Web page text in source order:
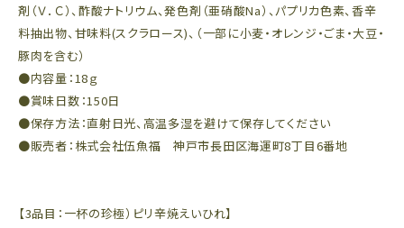
剤（Ｖ．Ｃ）、酢酸ナトリウム、発色剤（亜硝酸Na）、パプリカ色素、香辛
料抽出物、甘味料(スクラロース)、（一部に小麦・オレンジ・ごま・大豆・
豚肉を含む）
●内容量：18ｇ
●賞味日数：150日
●保存方法：直射日光、高温多湿を避けて保存してください
●販売者：株式会社伍魚福 神戸市長田区海運町8丁目6番地
【3品目：一杯の珍極）ピリ辛焼えいひれ】